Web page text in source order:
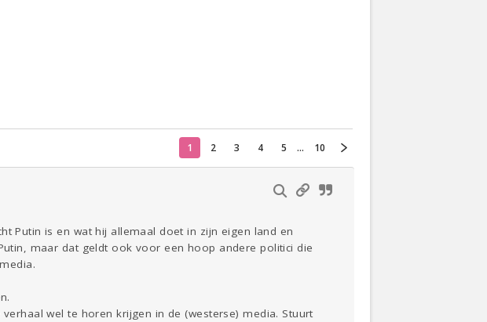
Zwanger Psyche Thuis Klussen
Lezen
1 2 3 4 5 ... 10
Putin is en wat hij allemaal doet in zijn eigen land en
maar dat geldt ook voor een hoop andere politici die
wel te horen krijgen in de (westerse) media. Stuurt